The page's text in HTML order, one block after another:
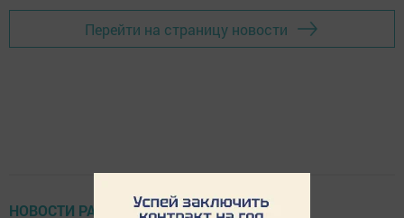
Перейти на страницу новости
НОВОСТИ РАЙОНА